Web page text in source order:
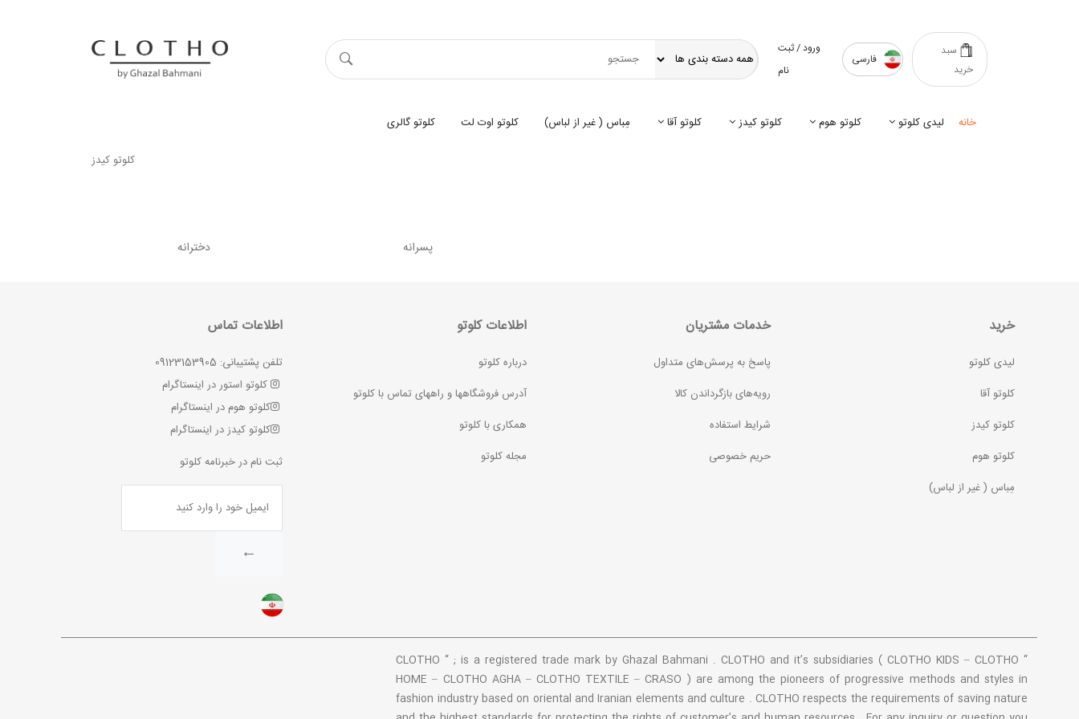
ورود / ثبت
نام
فارسی
سبد
خرید
خانه لیدی کلوتو کلوتو هوم کلوتو کیدز کلوتو آقا مِباس ( غير از لباس) کلوتو اوت لت کلوتو گالری
کلوتو کیدز
دخترانه پسرانه
خرید
لیدی کلوتو
کلوتو آقا
کلوتو کیدز
کلوتو هوم
مِباس ( غير از لباس)
خدمات مشتریان
پاسخ به پرسش‌های متداول
رویه‌های بازگرداندن کالا
شرایط استفاده
حریم خصوصی
اطلاعات کلوتو
درباره کلوتو
آدرس فروشگاهها و راههای تماس با کلوتو
همکاری با کلوتو
مجله کلوتو
اطلاعات تماس
تلفن پشتیبانی: 09123153905
کلوتو استور در اینستاگرام
کلوتو هوم در اینستاگرام
کلوتو کیدز در اینستاگرام
ثبت نام در خبرنامه کلوتو
←
“ CLOTHO “ ; is a registered trade mark by Ghazal Bahmani . CLOTHO and it’s subsidiaries ( CLOTHO KIDS – CLOTHO
HOME – CLOTHO AGHA – CLOTHO TEXTILE – CRASO ) are among the pioneers of progressive methods and styles in
fashion industry based on oriental and Iranian elements and culture . CLOTHO respects the requirements of saving nature